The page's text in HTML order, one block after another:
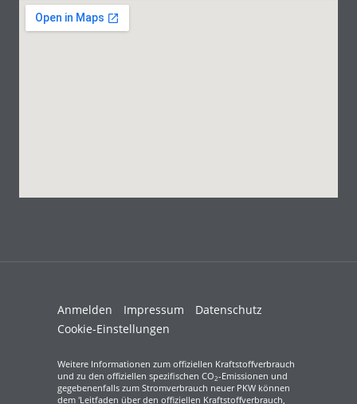
Anmelden Impressum
Datenschutz
Cookie-Einstellungen
Weitere Informationen zum offiziellen Kraftstoffverbrauch
und zu den offiziellen spezifischen CO2-Emissionen und
gegebenenfalls zum Stromverbrauch neuer PKW können
dem 'Leitfaden über den offiziellen Kraftstoffverbrauch,